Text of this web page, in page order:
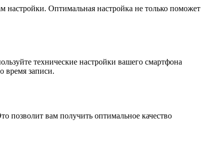
настройки. Оптимальная настройка не только поможет
технические настройки вашего смартфона
время записи.
позволит вам получить оптимальное качество